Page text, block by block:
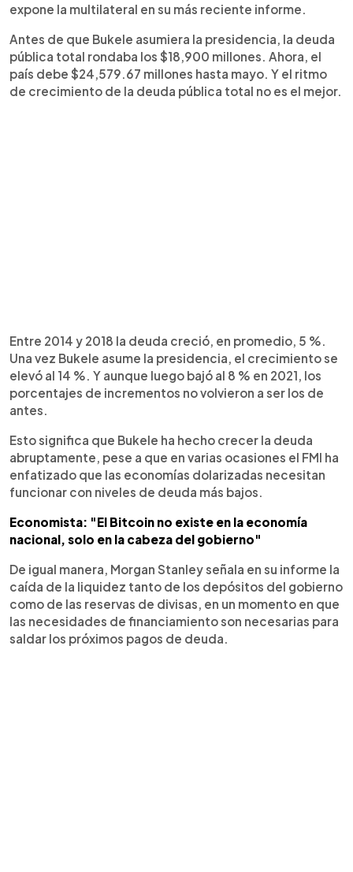
expone la multilateral en su más reciente informe.
Antes de que Bukele asumiera la presidencia, la deuda
pública total rondaba los $18,900 millones. Ahora, el
país debe $24,579.67 millones hasta mayo. Y el ritmo
de crecimiento de la deuda pública total no es el mejor.
Entre 2014 y 2018 la deuda creció, en promedio, 5 %.
Una vez Bukele asume la presidencia, el crecimiento se
elevó al 14 %. Y aunque luego bajó al 8 % en 2021, los
porcentajes de incrementos no volvieron a ser los de
antes.
Esto significa que Bukele ha hecho crecer la deuda
abruptamente, pese a que en varias ocasiones el FMI ha
enfatizado que las economías dolarizadas necesitan
funcionar con niveles de deuda más bajos.
Economista: "El Bitcoin no existe en la economía
nacional, solo en la cabeza del gobierno"
De igual manera, Morgan Stanley señala en su informe la
caída de la liquidez tanto de los depósitos del gobierno
como de las reservas de divisas, en un momento en que
las necesidades de financiamiento son necesarias para
saldar los próximos pagos de deuda.